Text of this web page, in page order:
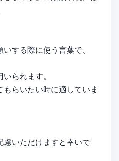
する際に使う言葉で、
られます。
らいたい時に適していま
慮いただけますと幸いで